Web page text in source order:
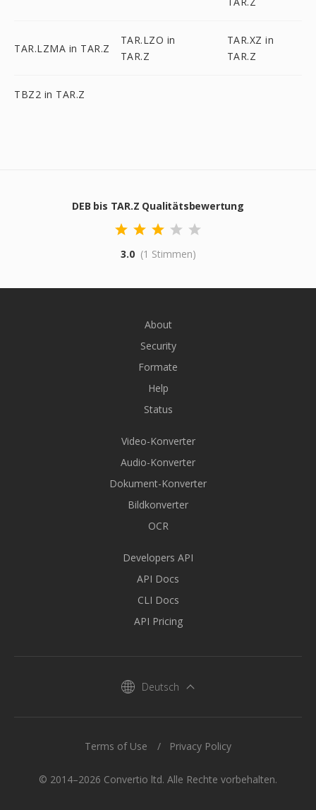
TAR.LZMA in TAR.Z
TAR.LZO in
TAR.Z
TAR.XZ in
TAR.Z
TBZ2 in TAR.Z
DEB bis TAR.Z Qualitätsbewertung
3.0 (1 Stimmen)
About
Security
Formate
Help
Status
Video-Konverter
Audio-Konverter
Dokument-Konverter
Bildkonverter
OCR
Developers API
API Docs
CLI Docs
API Pricing
Deutsch
© 2014–2026 Convertio ltd. Alle Rechte vorbehalten.
Terms of Use Privacy Policy